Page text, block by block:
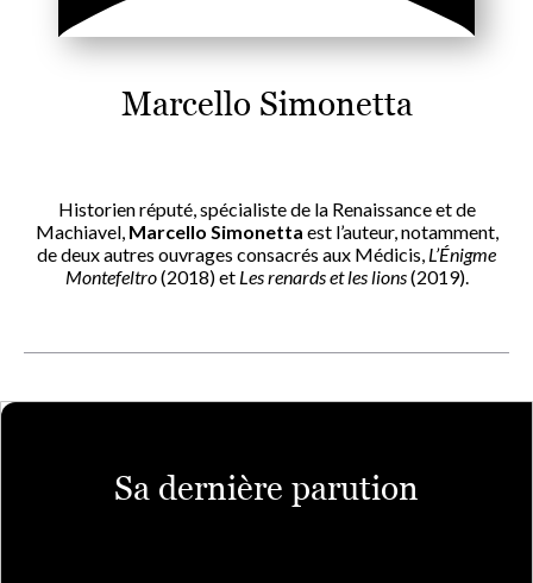
Marcello Simonetta
Historien réputé, spécialiste de la Renaissance et de
Machiavel, Marcello Simonetta est l’auteur, notamment,
de deux autres ouvrages consacrés aux Médicis, L’Énigme
Montefeltro(2018) et Les renards et les lions(2019).
Sa dernière parution